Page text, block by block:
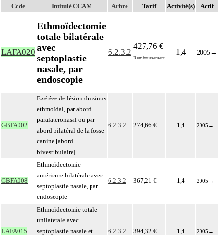
Code Intitulé CCAM Arbre Tarif Activité(s) Actif
LAFA020
Ethmoïdectomie
totale bilatérale
avec
septoplastie
nasale, par
endoscopie
6.2.3.2
427,76 €
Remboursement
1,4 2005→
GBFA002
Exérèse de lésion du sinus
ethmoïdal, par abord
paralatéronasal ou par
abord bilatéral de la fosse
canine [abord
bivestibulaire]
6.2.3.2 274,66 € 1,4 2005 →
GBFA008
Ethmoïdectomie
antérieure bilatérale avec
septoplastie nasale, par
endoscopie
6.2.3.2 367,21 € 1,4 2005 →
LAFA015
Ethmoïdectomie totale
unilatérale avec
septoplastie nasale et
6.2.3.2 394,32 € 1,4 2005 →